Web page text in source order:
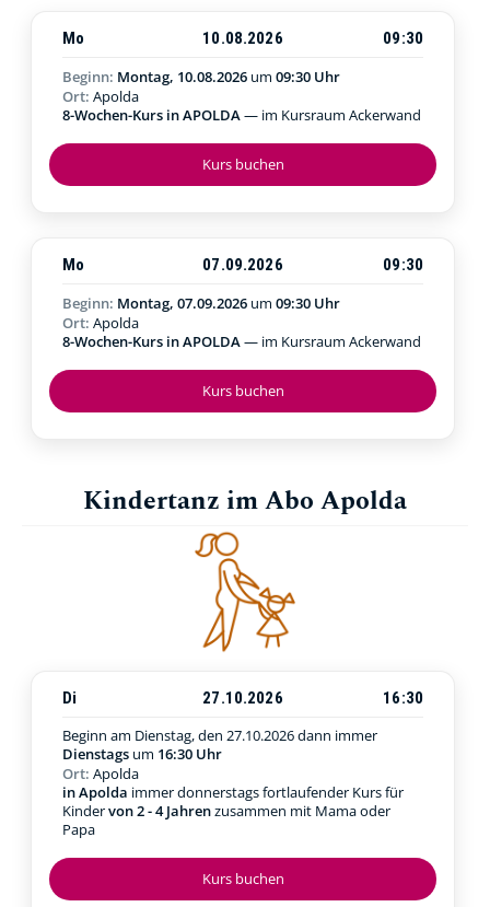
Kurs buchen
Mo 10.08.2026
09:30
Beginn: Montag, 10.08.2026 um 09:30 Uhr
Ort: Apolda
8-Wochen-Kurs in APOLDA— im Kursraum Ackerwand
Kurs buchen
Mo 07.09.2026
09:30
Beginn: Montag, 07.09.2026 um 09:30 Uhr
Ort: Apolda
8-Wochen-Kurs in APOLDA— im Kursraum Ackerwand
Kindertanz im Abo Apolda
Kurs buchen
Di 27.10.2026
16:30
Beginn am Dienstag, den 27.10.2026dann immer
Dienstags um 16:30 Uhr
Ort: Apolda
in Apolda immer donnerstags fortlaufender Kurs für
Kindervon 2 - 4 Jahrenzusammen mit Mama oder
Papa